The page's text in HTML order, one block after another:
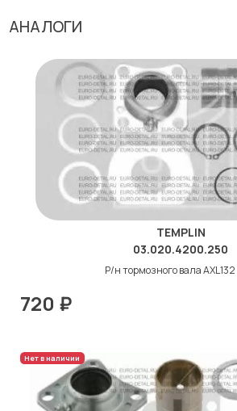
АНАЛОГИ
TEMPLIN
03.020.4200.250
Р/н тормозного вала AXL132
720 ₽
Нет в наличии